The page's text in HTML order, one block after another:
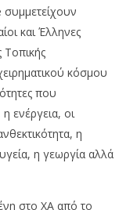
και Έλληνες
Τοπικής
κόσμου
που
ενέργεια, οι
η
η γεωργία αλλά
στο ΧΑ από το